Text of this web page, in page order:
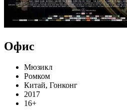
Офис
Мюзикл
Ромком
Китай, Гонконг
2017
16+